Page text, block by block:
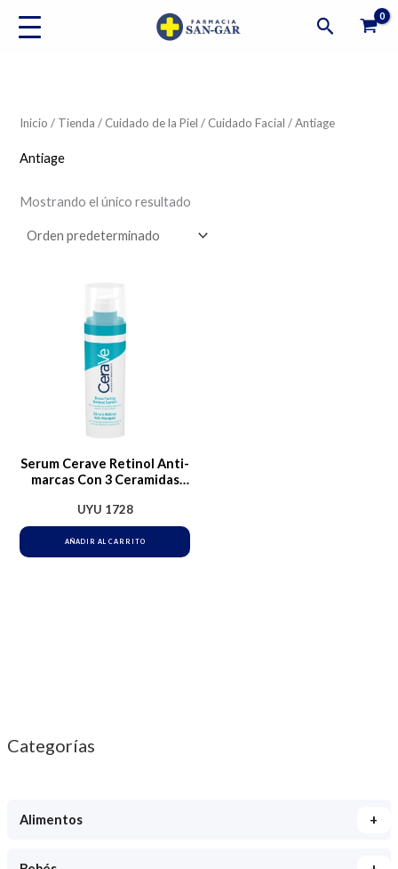
Buscar
Categorías
Alimentos +
Inicio / Tienda / Cuidado de la Piel / Cuidado Facial / Antiage
Antiage
Mostrando el único resultado
Serum Cerave Retinol Anti-
marcas Con 3 Ceramidas
UYU 1728
AÑADIR AL CARRITO